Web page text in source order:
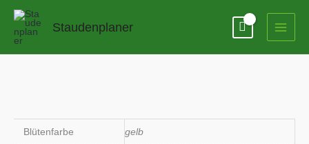
Zum
springen
Staudenplaner
Blütenfarbe gelb